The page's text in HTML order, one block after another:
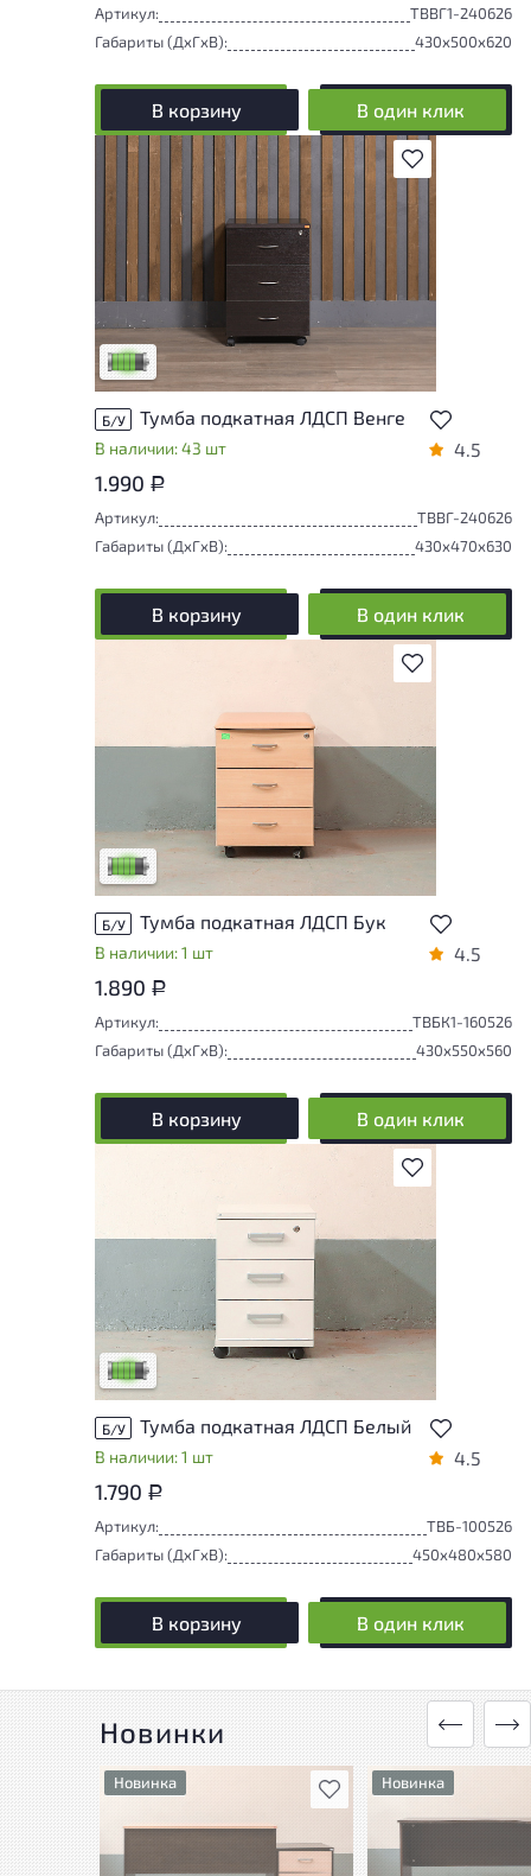
Артикул:
ТВВГ1-240626
Габариты (ДxГxВ):
430x500x620
В корзину В один клик
В избранное
У товара присутствуют незначительные
следы эксплуатации, не влияющие на
удобство его использования
Низкая степень износа
Б/У Тумба подкатная ЛДСП Венге
В наличии: 43 шт 4.5
1.990 Р
Артикул:
ТВВГ-240626
Габариты (ДxГxВ):
430x470x630
В корзину В один клик
В избранное
У товара присутствуют незначительные
следы эксплуатации, не влияющие на
удобство его использования
Низкая степень износа
Б/У Тумба подкатная ЛДСП Бук
В наличии: 1 шт 4.5
1.890 Р
Артикул:
ТВБК1-160526
Габариты (ДxГxВ):
430x550x560
В корзину В один клик
В избранное
У товара присутствуют незначительные
следы эксплуатации, не влияющие на
удобство его использования
Низкая степень износа
Б/У Тумба подкатная ЛДСП Белый
В наличии: 1 шт 4.5
1.790 Р
Артикул:
ТВБ-100526
Габариты (ДxГxВ):
450x480x580
В корзину В один клик
Новинки
В избранное
Новинка
незначительные следы
эксплуатации, не влияющие
Новинка
У товара
эксплуатации, не
на удобство его